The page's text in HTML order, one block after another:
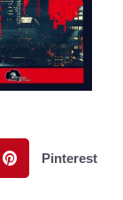
Pinterest